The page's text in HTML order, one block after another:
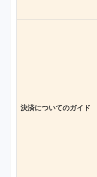
決済についてのガイド